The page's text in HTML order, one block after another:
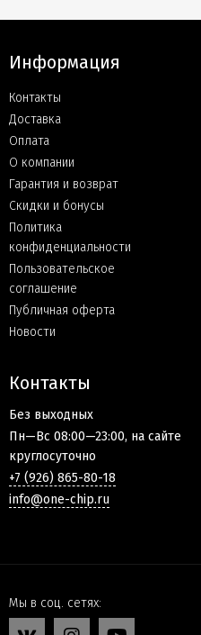
Информация
Контакты
Доставка
Оплата
О компании
Гарантия и возврат
Скидки и бонусы
Политика
конфиденциальности
Пользовательское
соглашение
Публичная оферта
Новости
Контакты
Без выходных
Пн—Вс 08:00—23:00, на сайте
круглосуточно
+7 (926) 865-80-18
info@one-chip.ru
Мы в соц. сетях